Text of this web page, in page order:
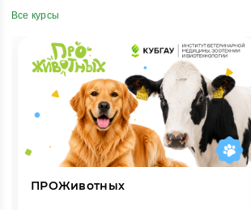
Все курсы
ПРОЖивотных